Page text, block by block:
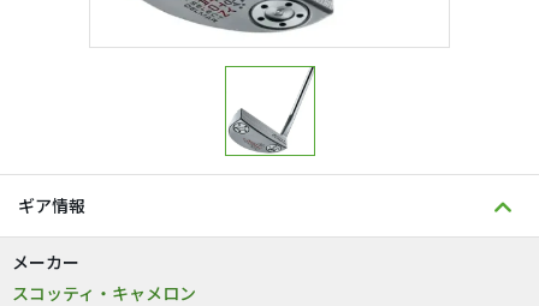
ギア情報
メーカー
スコッティ・キャメロン